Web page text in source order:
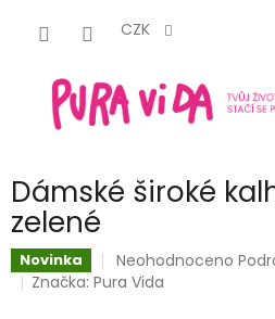
CZK
Dámské široké
zelené
Novinka
Průměrné
hodnocení
Neohodnoceno
Značka:Pura Vida